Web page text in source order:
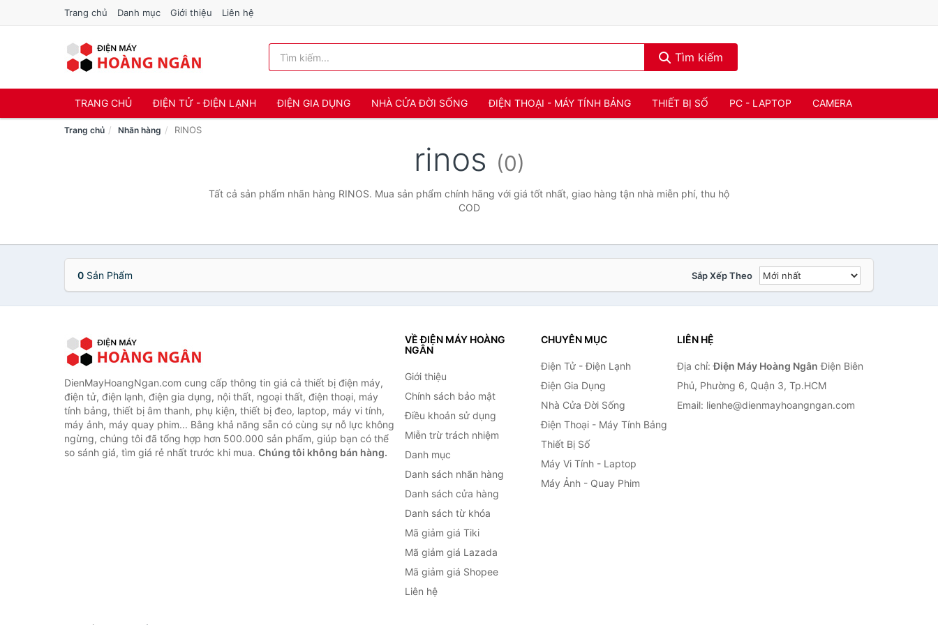
Trang chủ Danh mục Giới thiệu Liên hệ
Tìm kiếm
TRANG CHỦ ĐIỆN TỬ - ĐIỆN LẠNH ĐIỆN GIA DỤNG NHÀ CỬA ĐỜI SỐNG ĐIỆN THOẠI - MÁY TÍNH BẢNG THIẾT BỊ SỐ PC - LAPTOP CAMERA
Trang chủ Nhãn hàng RINOS
rinos (0)
Tất cả sản phẩm nhãn hàng RINOS. Mua sản phẩm chính hãng với giá tốt nhất, giao hàng tận nhà miễn phí, thu hộ
COD
0 Sản Phẩm Sắp Xếp Theo
DienMayHoangNgan.com cung cấp thông tin giá cả thiết bị điện máy,
điện tử, điện lạnh, điện gia dụng, nội thất, ngoại thất, điện thoại, máy
tính bảng, thiết bị âm thanh, phụ kiện, thiết bị đeo, laptop, máy vi tính,
máy ảnh, máy quay phim... Bằng khả năng sẵn có cùng sự nỗ lực không
ngừng, chúng tôi đã tổng hợp hơn 500.000 sản phẩm, giúp bạn có thể
so sánh giá, tìm giá rẻ nhất trước khi mua. Chúng tôi không bán hàng.
VỀ ĐIỆN MÁY HOÀNG
NGÂN
Giới thiệu
Chính sách bảo mật
Điều khoản sử dụng
Miễn trừ trách nhiệm
Danh mục
Danh sách nhãn hàng
Danh sách cửa hàng
Danh sách từ khóa
Mã giảm giá Tiki
Mã giảm giá Lazada
Mã giảm giá Shopee
Liên hệ
CHUYÊN MỤC
Điện Tử - Điện Lạnh
Điện Gia Dụng
Nhà Cửa Đời Sống
Điện Thoại - Máy Tính Bảng
Thiết Bị Số
Máy Vi Tính - Laptop
Máy Ảnh - Quay Phim
LIÊN HỆ
Địa chỉ:Điện Máy Hoàng Ngân Điện Biên
Phủ, Phường 6, Quận 3, Tp.HCM
Email: lienhe@dienmayhoangngan.com